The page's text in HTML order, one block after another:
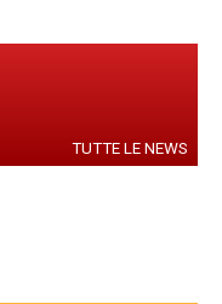
TUTTE LE NEWS